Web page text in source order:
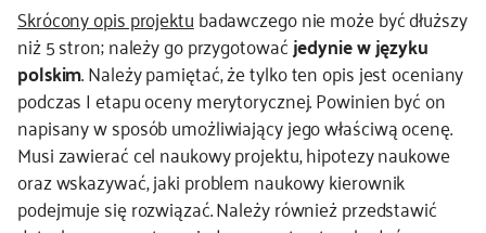
Skrócony opis projektubadawczego nie może być dłuższy
niż 5 stron; należy go przygotowaćjedynie w języku
polskim. Należy pamiętać, że tylko ten opis jest oceniany
podczas I etapu oceny merytorycznej. Powinien być on
napisany w sposób umożliwiający jego właściwą ocenę.
Musi zawierać cel naukowy projektu, hipotezy naukowe
oraz wskazywać, jaki problem naukowy kierownik
podejmuje się rozwiązać. Należy również przedstawić